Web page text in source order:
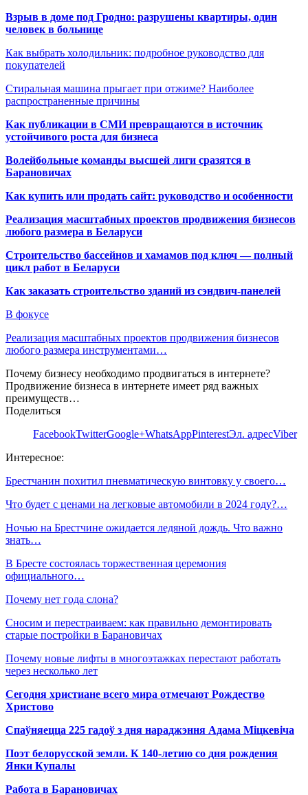
Взрыв в доме под Гродно: разрушены квартиры, один
человек в больнице
Как выбрать холодильник: подробное руководство для
покупателей
Стиральная машина прыгает при отжиме? Наиболее
распространенные причины
Как публикации в СМИ превращаются в источник
устойчивого роста для бизнеса
Волейбольные команды высшей лиги сразятся в
Барановичах
Как купить или продать сайт: руководство и особенности
Реализация масштабных проектов продвижения бизнесов
любого размера в Беларуси
Строительство бассейнов и хамамов под ключ — полный
цикл работ в Беларуси
Как заказать строительство зданий из сэндвич-панелей
В фокусе
Реализация масштабных проектов продвижения бизнесов
любого размера инструментами…
Почему бизнесу необходимо продвигаться в интернете?
Продвижение бизнеса в интернете имеет ряд важных
преимуществ…
Поделиться
FacebookTwitterGoogle+WhatsAppPinterestЭл. адресViber
Интересное:
Брестчанин похитил пневматическую винтовку у своего…
Что будет с ценами на легковые автомобили в 2024 году?…
Ночью на Брестчине ожидается ледяной дождь. Что важно
знать…
В Бресте состоялась торжественная церемония
официального…
Почему нет года слона?
Сносим и перестраиваем: как правильно демонтировать
старые постройки в Барановичах
Почему новые лифты в многоэтажках перестают работать
через несколько лет
Сегодня христиане всего мира отмечают Рождество
Христово
Спаўняецца 225 гадоў з дня нараджэння Адама Міцкевіча
Поэт белорусской земли. К 140-летию со дня рождения
Янки Купалы
Работа в Барановичах